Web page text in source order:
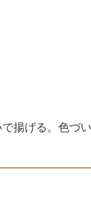
揚げる。色づ